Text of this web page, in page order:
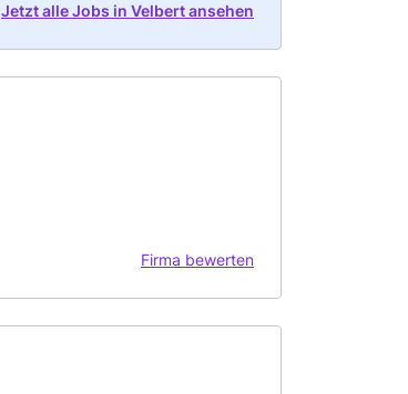
Jetzt alle Jobs in Velbert ansehen
Firma bewerten